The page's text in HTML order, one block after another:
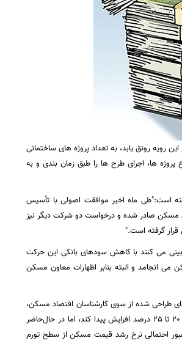
متوسط و حدود 40 میلیارد تومان است و اگر این رویه رونق یابد، به تعداد پروژه های ساختمانی
ها، اجرای طرح ها را طبق زمان بندی و به
گفته است:"طی ماه اخیر موافقت اصولی با تأسیس
تهران مربوط به گروه سرمایه گذاری مسکن صادر شده و درخواست دو شرکت دیگر نیز
گرفته است."
پیش بینی می کنند با کاهش سودهای بانکی این حرکت
انجامد و البته بنابر اظهارات معاون مسکن
طراحی شده از سوی کارشناسان اقتصاد مسکن،
انتظار می‌رفت قیمت مسکن در سال جاری در بدترین حالت به اندازه نرخ تورم یعنی حداکثر در سطح 20 تا 25 درصد افزایش پیدا کند، اما در حال‌حاضر
عبور احتمالی نرخ رشد قیمت مسکن از سطح تورم